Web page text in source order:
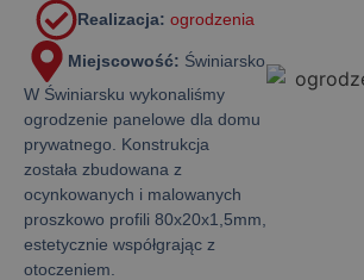
Realizacja: ogrodzenia
Miejscowość: Świniarsko
W Świniarsku wykonaliśmy
ogrodzenie panelowe dla domu
prywatnego. Konstrukcja
została zbudowana z
ocynkowanych i malowanych
proszkowo profili 80x20x1,5mm,
estetycznie współgrając z
otoczeniem.